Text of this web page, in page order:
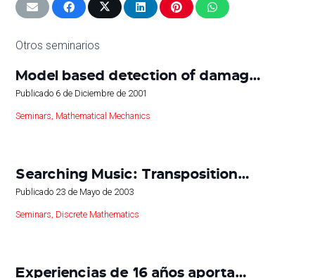
Otros seminarios
Model based detection of damag…
Publicado 6 de Diciembre de 2001
Seminars Mathematical Mechanics
Searching Music: Transposition…
Publicado 23 de Mayo de 2003
Seminars Discrete Mathematics
Experiencias de 16 años aporta…